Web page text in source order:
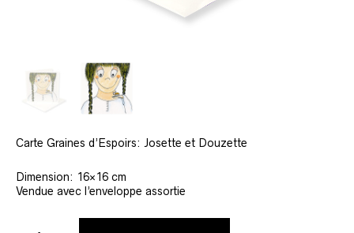
Carte Graines d’Espoirs: Josette et Douzette
Dimension: 16×16 cm
Vendue avec l’enveloppe assortie